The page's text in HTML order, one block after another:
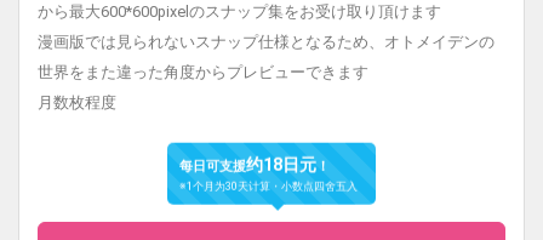
から最大600*600pixelのスナップ集をお受け取り頂けます
漫画版では見られないスナップ仕様となるため、オトメイデンの
世界をまた違った角度からプレビューできます
月数枚程度
每日可支援约18日元！
※1个月为30天计算・小数点四舍五入